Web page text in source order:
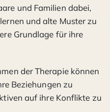
und Familien dabei,
und alte Muster zu
Grundlage für ihre
der Therapie können
Beziehungen zu
auf ihre Konflikte zu